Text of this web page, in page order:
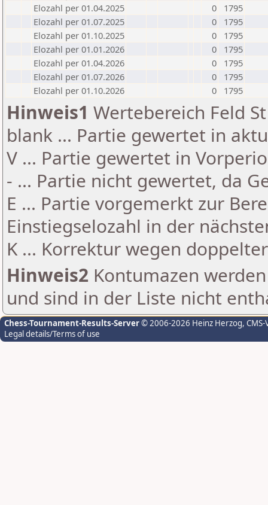
Elozahl per 01.04.2025
0
1795
Elozahl per 01.07.2025
0
1795
Elozahl per 01.10.2025
0
1795
Elozahl per 01.01.2026
0
1795
Elozahl per 01.04.2026
0
1795
Elozahl per 01.07.2026
0
1795
Elozahl per 01.10.2026
0 1795
Hinweis1 Wertebereich Feld
blank ... Partie gewertet in
V ... Partie gewertet in
- ... Partie nicht gewertet, da
E ... Partie vorgemerkt zur
Einstiegselozahl in der
K ... Korrektur wegen
Hinweis2 Kontumazen
und sind in der Liste nicht
Chess-Tournament-Results-Server© 2006-2026 Heinz Herzog,
Legal details/Terms of use